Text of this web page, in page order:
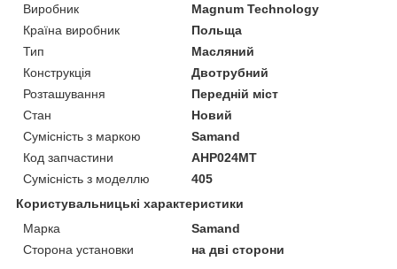
Виробник
Magnum Technology
Країна виробник
Польща
Тип
Масляний
Конструкція
Двотрубний
Розташування
Передній міст
Стан
Новий
Сумісність з маркою
Samand
Код запчастини
AHP024MT
Сумісність з моделлю
405
Користувальницькі характеристики
Марка
Samand
Сторона установки
на дві сторони